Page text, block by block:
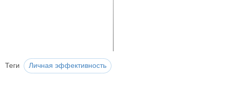
Теги Личная эффективность